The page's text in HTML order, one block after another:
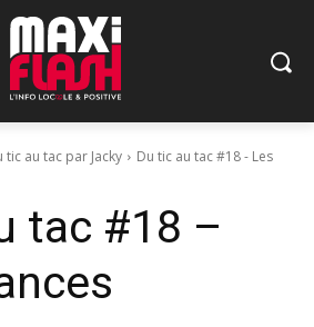
tic au tac par Jacky
Du tic au tac #18 - Les
tac #18 –